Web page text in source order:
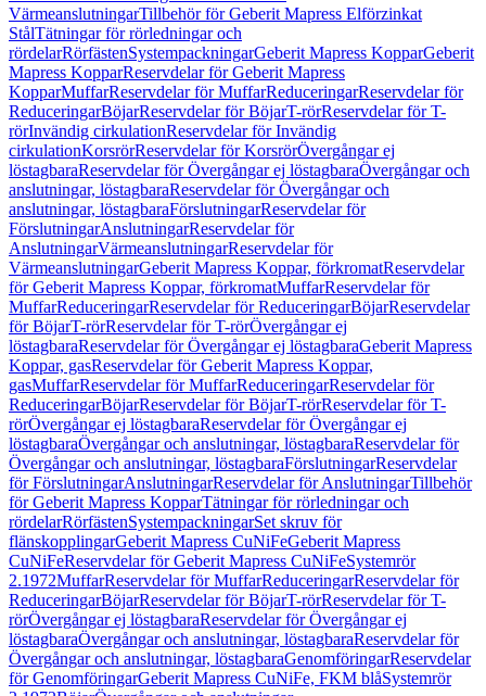
VärmeanslutningarTillbehör för Geberit Mapress Elförzinkat
StålTätningar för rörledningar och
rördelarRörfästenSystempackningarGeberit Mapress KopparGeberit
Mapress KopparReservdelar för Geberit Mapress
KopparMuffarReservdelar för MuffarReduceringarReservdelar för
ReduceringarBöjarReservdelar för BöjarT-rörReservdelar för T-
rörInvändig cirkulationReservdelar för Invändig
cirkulationKorsrörReservdelar för KorsrörÖvergångar ej
löstagbaraReservdelar för Övergångar ej löstagbaraÖvergångar och
anslutningar, löstagbaraReservdelar för Övergångar och
anslutningar, löstagbaraFörslutningarReservdelar för
FörslutningarAnslutningarReservdelar för
AnslutningarVärmeanslutningarReservdelar för
VärmeanslutningarGeberit Mapress Koppar, förkromatReservdelar
för Geberit Mapress Koppar, förkromatMuffarReservdelar för
MuffarReduceringarReservdelar för ReduceringarBöjarReservdelar
för BöjarT-rörReservdelar för T-rörÖvergångar ej
löstagbaraReservdelar för Övergångar ej löstagbaraGeberit Mapress
Koppar, gasReservdelar för Geberit Mapress Koppar,
gasMuffarReservdelar för MuffarReduceringarReservdelar för
ReduceringarBöjarReservdelar för BöjarT-rörReservdelar för T-
rörÖvergångar ej löstagbaraReservdelar för Övergångar ej
löstagbaraÖvergångar och anslutningar, löstagbaraReservdelar för
Övergångar och anslutningar, löstagbaraFörslutningarReservdelar
för FörslutningarAnslutningarReservdelar för AnslutningarTillbehör
för Geberit Mapress KopparTätningar för rörledningar och
rördelarRörfästenSystempackningarSet skruv för
flänskopplingarGeberit Mapress CuNiFeGeberit Mapress
CuNiFeReservdelar för Geberit Mapress CuNiFeSystemrör
2.1972MuffarReservdelar för MuffarReduceringarReservdelar för
ReduceringarBöjarReservdelar för BöjarT-rörReservdelar för T-
rörÖvergångar ej löstagbaraReservdelar för Övergångar ej
löstagbaraÖvergångar och anslutningar, löstagbaraReservdelar för
Övergångar och anslutningar, löstagbaraGenomföringarReservdelar
för GenomföringarGeberit Mapress CuNiFe, FKM blåSystemrör